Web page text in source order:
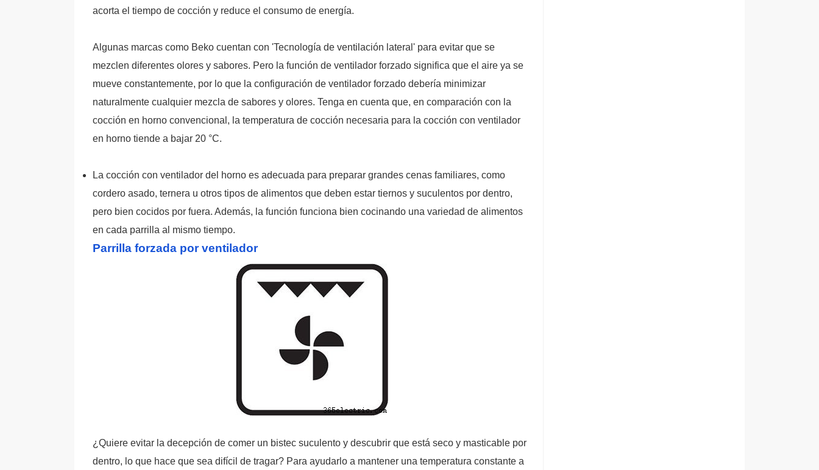
acorta el tiempo de cocción y reduce el consumo de energía.
Algunas marcas como Beko cuentan con 'Tecnología de ventilación lateral' para evitar que se
mezclen diferentes olores y sabores. Pero la función de ventilador forzado significa que el aire ya se
mueve constantemente, por lo que la configuración de ventilador forzado debería minimizar
naturalmente cualquier mezcla de sabores y olores. Tenga en cuenta que, en comparación con la
cocción en horno convencional, la temperatura de cocción necesaria para la cocción con ventilador
en horno tiende a bajar 20 °C.
La cocción con ventilador del horno es adecuada para preparar grandes cenas familiares, como
cordero asado, ternera u otros tipos de alimentos que deben estar tiernos y suculentos por dentro,
pero bien cocidos por fuera. Además, la función funciona bien cocinando una variedad de alimentos
en cada parrilla al mismo tiempo.
Parrilla forzada por ventilador
¿Quiere evitar la decepción de comer un bistec suculento y descubrir que está seco y masticable por
dentro, lo que hace que sea difícil de tragar? Para ayudarlo a mantener una temperatura constante a